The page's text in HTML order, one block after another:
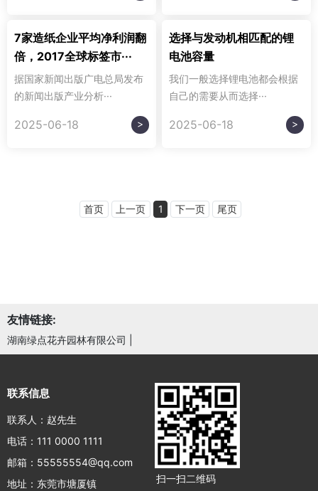
7家造纸企业平均净利润翻
倍，2017全球标签市···
据国家新闻出版广电总局发布
的新闻出版产业分析···
2025-06-18 >
选择与发动机相匹配的锂
电池容量
我们一般选择锂电池都会根据
自己的需要从而选择···
2025-06-18 >
首页 上一页 1 下一页 尾页
友情链接:
湖南绿点花卉园林有限公司
联系信息
联系人：赵先生
电话：111 0000 1111
邮箱：55555554@qq.com
地址：东莞市塘厦镇
扫一扫二维码